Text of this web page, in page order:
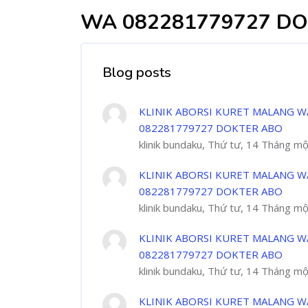
WA 082281779727
Blog posts
KLINIK ABORSI KURET MALANG
082281779727 DOKTER ABO
klinik bundaku, Thứ tư, 14 Tháng
KLINIK ABORSI KURET MALANG
082281779727 DOKTER ABO
klinik bundaku, Thứ tư, 14 Tháng
KLINIK ABORSI KURET MALANG
082281779727 DOKTER ABO
klinik bundaku, Thứ tư, 14 Tháng
KLINIK ABORSI KURET MALANG